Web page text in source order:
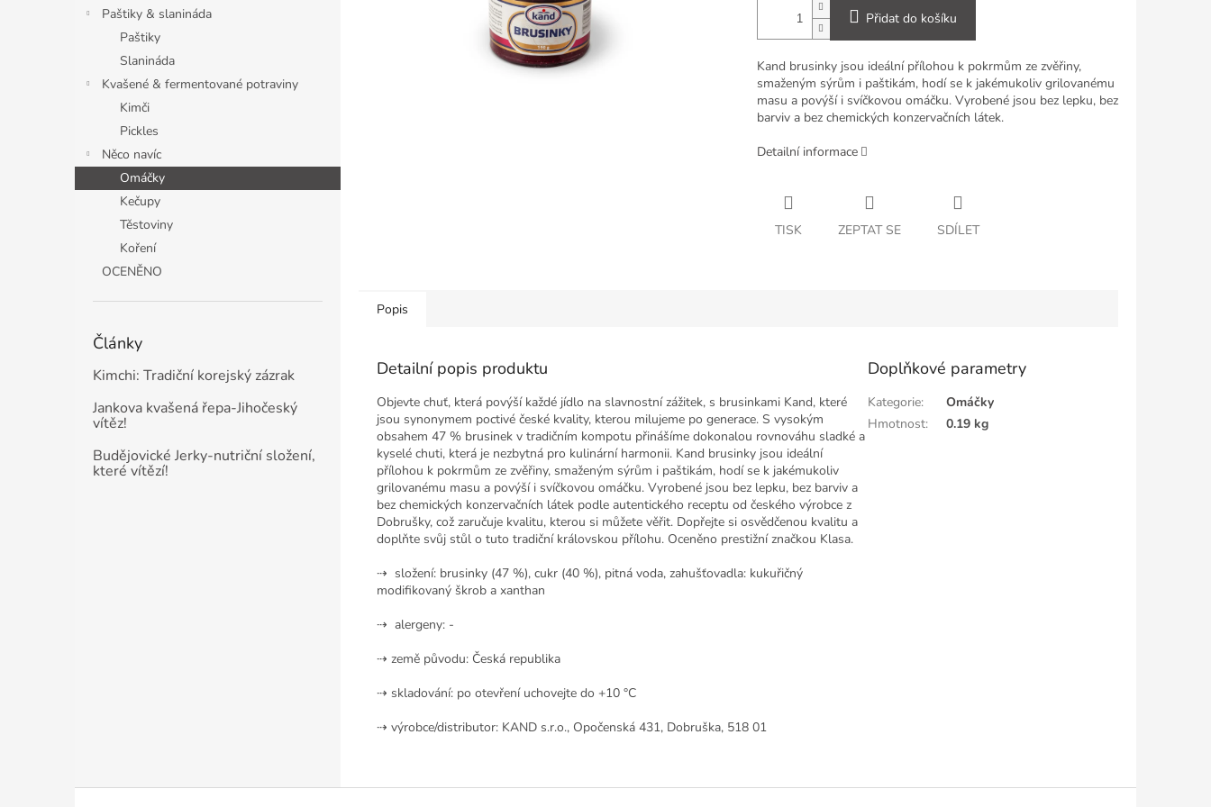
Paštiky & slanináda
Paštiky
Slanináda
Kvašené & fermentované potraviny
Kimči
Pickles
Něco navíc
Omáčky
Kečupy
Těstoviny
Koření
OCENĚNO
Články
Kimchi: Tradiční korejský zázrak
Jankova kvašená řepa-Jihočeský
vítěz!
Budějovické Jerky-nutriční složení,
které vítězí!
Přidat do košíku
Kand brusinky jsou ideální přílohou k pokrmům ze zvěřiny,
smaženým sýrům i paštikám, hodí se k jakémukoliv grilovanému
masu a povýší i svíčkovou omáčku. Vyrobené jsou bez lepku, bez
barviv a bez chemických konzervačních látek.
Detailní informace
TISK ZEPTAT SE SDÍLET
Popis
Detailní popis produktu
Objevte chuť, která povýší každé jídlo na slavnostní zážitek, s brusinkami Kand, které
jsou synonymem poctivé české kvality, kterou milujeme po generace. S vysokým
obsahem 47 % brusinek v tradičním kompotu přinášíme dokonalou rovnováhu sladké a
kyselé chuti, která je nezbytná pro kulinární harmonii. Kand brusinky jsou ideální
přílohou k pokrmům ze zvěřiny, smaženým sýrům i paštikám, hodí se k jakémukoliv
grilovanému masu a povýší i svíčkovou omáčku. Vyrobené jsou bez lepku, bez barviv a
bez chemických konzervačních látek podle autentického receptu od českého výrobce z
Dobrušky, což zaručuje kvalitu, kterou si můžete věřit. Dopřejte si osvědčenou kvalitu a
doplňte svůj stůl o tuto tradiční královskou přílohu. Oceněno prestižní značkou Klasa.
⇢ složení: brusinky (47 %), cukr (40 %), pitná voda, zahušťovadla: kukuřičný
modifikovaný škrob a xanthan
⇢ alergeny: -
⇢ země původu: Česká republika
⇢ skladování: po otevření uchovejte do +10 °C
⇢ výrobce/distributor: KAND s.r.o., Opočenská 431, Dobruška, 518 01
Doplňkové parametry
Kategorie:
Omáčky
Hmotnost: 0.19 kg